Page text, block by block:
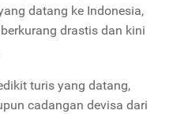
datang ke Indonesia,
drastis dan kini
turis yang datang,
cadangan devisa dari